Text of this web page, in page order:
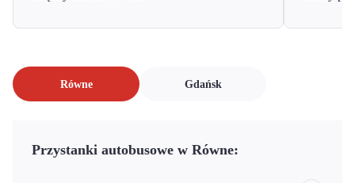
Równe Gdańsk
Przystanki autobusowe w Równe: